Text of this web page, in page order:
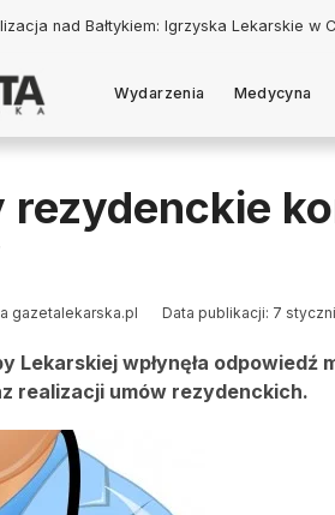
Jankowski: Politycy w pogoni za
Wydarzenia Medycyna
rezydenckie
gazetalekarska.pl Data publikacji: 7
Lekarskiej wpłynęła
realizacji umów rezydenckich.